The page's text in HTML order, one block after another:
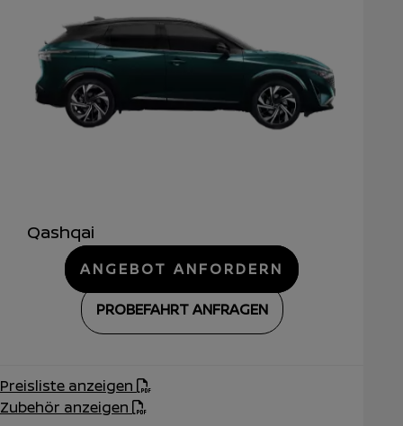
Qashqai
ANGEBOT ANFORDERN
PROBEFAHRT ANFRAGEN
Preisliste anzeigen
Zubehör anzeigen